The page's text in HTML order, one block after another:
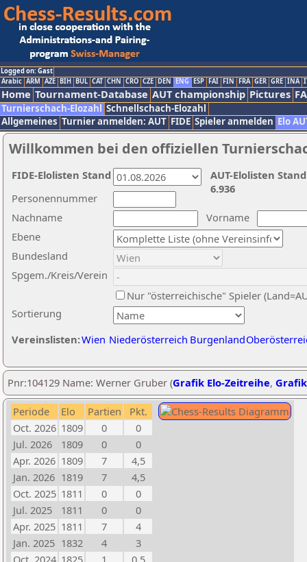
Logged on: Gast
Arabic ARM AZE BIH BUL CAT CHN CRO CZE DEN ENG ESP FAI FIN FRA GER GRE INA
Home Tournament-Database AUT championship Pictures
Turnierschach-Elozahl Schnellschach-Elozahl
Allgemeines Turnier anmelden: AUT FIDE Spieler anmelden Elo
Willkommen bei den offiziellen
Nachname
Vorname
Ebene
Sortierung
Personennummer
Bundesland
Spgem./Kreis/Verein
Nur "österreichische" Spieler
Vereinslisten:Wien Niederösterreich Burgenland
AUT-Elolisten
6.936
FIDE-Elolisten Stand
Pnr:104129 Name: Werner Gruber (Grafik Elo-Zeitreihe,
Periode Elo Partien
Pkt.
Oct. 2026 1809 0
0
Jul. 2026
1809 0
0
Apr. 2026 1809 7
4,5
Jan. 2026 1819 7
4,5
Oct. 2025 1811 0
0
Jul. 2025
1811 0
0
Apr. 2025 1811 7
4
Jan. 2025 1832 4
3
Oct. 2024 1825 1
0,5